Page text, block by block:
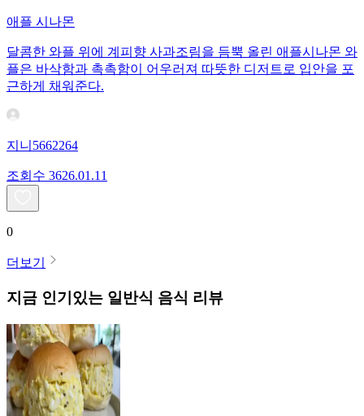
애플 시나몬
달콤한 와플 위에 계피향 사과조림을 듬뿍 올린 애플시나몬 와
플은 바삭함과 촉촉함이 어우러져 따뜻한 디저트로 입안을 포
근하게 채워준다.
지니5662264
조회수 3626.01.11
0
더보기
지금 인기있는 일반식 음식 리뷰